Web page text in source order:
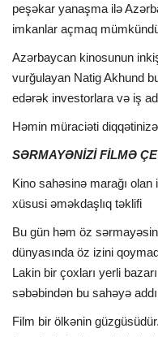
peşəkar yanaşma ilə
imkanlar açmaq
Azərbaycan kinosunun
vurğulayan Natig Akhund
edərək investorlara və iş
Həmin müraciəti
SƏRMAYƏNİZİ FİLMƏ
Kino sahəsinə marağı
xüsusi əməkdaşlıq təklifi
Bu gün həm öz
dünyasında öz izini
Lakin bir çoxları yerli
səbəbindən bu sahəyə
Film bir ölkənin